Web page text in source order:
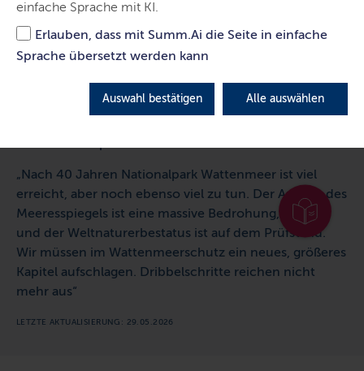
einfache Sprache mit KI.
Erlauben, dass mit Summ.Ai die Seite in einfache
Sprache übersetzt werden kann
Auswahl bestätigen Alle auswählen
Wattenmeerkonferenz zieht
Tobias Goldschmidt ein
gemischtes Fazit und fordert
marine Ranger und mehr
Nullnutzungszonen für den
„Nach 40 Jahren Nationalpark Wattenmeer ist viel
erreicht, aber noch ebenso viel zu tun. Der Anstieg des
Meeresspiegels ist eine massive Bedrohung,
und der Weltnaturerbestatus ist auf dem Prüfstand.
Wir müssen im Wattenmeerschutz ein neues, größeres
Kapitel aufschlagen. Dribbelschritte reichen nicht
mehr aus“
LETZTE AKTUALISIERUNG: 29.05.2026